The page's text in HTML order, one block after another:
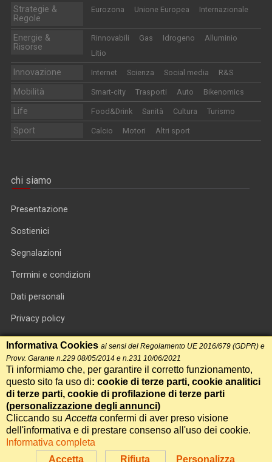
Strategie &
Regole
Eurozona Unione Europea Internazionale
Energie &
Risorse
Rinnovabili Gas Idrogeno
Alluminio
Litio
Innovazione Internet Scienza Social media R&S
Mobilità Smart-city Trasporti Auto Bikenomics
Life Food&Drink Sanità Cultura Turismo
Sport Calcio Motori Altri sport
chi siamo
Presentazione
Sostienici
Segnalazioni
Termini e condizioni
Dati personali
Privacy policy
Informativa cookie
RSS feed
RSS Top News
Contatti
International Communication S.r.l. • P.IVA 14478081004 • Testata
giornalistica n.191, reg. Tribunale di Roma del 14/12/2017
Accetta Rifiuta Personalizza
Informativa Cookies ai sensi del Regolamento UE 2016/679 (GDPR) e
Provv. Garante n.229 08/05/2014 e n.231 10/06/2021
Ti informiamo che, per garantire il corretto funzionamento,
questo sito fa uso di: cookie di terze parti, cookie analitici
di terze parti, cookie di profilazione di terze parti
(personalizzazione degli annunci)
Cliccando su Accetta confermi di aver preso visione
dell'informativa e di prestare consenso all'uso dei cookie.
Informativa completa